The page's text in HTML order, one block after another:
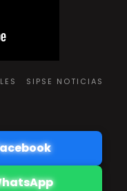
SIPSE NOTICIAS